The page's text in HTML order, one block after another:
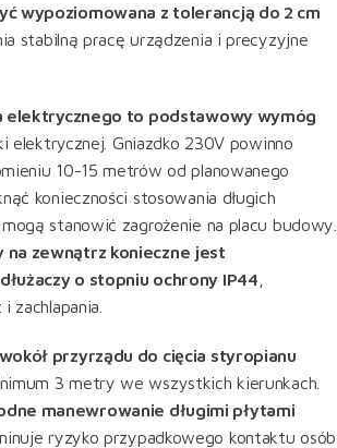
wypoziomowana z tolerancją do 2 cm
stabilną pracę urządzenia i precyzyjne
elektrycznego to podstawowy wymóg
elektrycznej. Gniazdko 230V powinno
10-15 metrów od planowanego
konieczności stosowania długich
stanowić zagrożenie na placu budowy.
na zewnątrz konieczne jest
o stopniu ochrony IP44
zachlapania.
przyrządu do cięcia styropianu
3 metry we wszystkich kierunkach.
manewrowanie długimi płytami
ryzyko przypadkowego kontaktu osób